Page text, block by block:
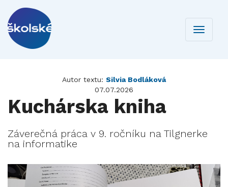
Toggle
Autor textu: Silvia Bodláková
07.07.2026
Kuchárska kniha
Záverečná práca v 9. ročníku na Tilgnerke
na informatike